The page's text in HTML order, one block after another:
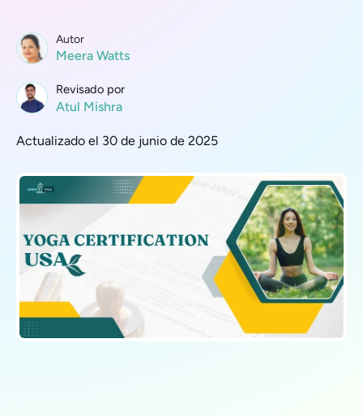
Autor
Meera Watts
Revisado por
Atul Mishra
Actualizado el 30 de junio de 2025